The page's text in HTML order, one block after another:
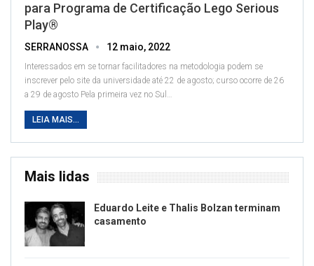
para Programa de Certificação Lego Serious
Play®
SERRANOSSA 12 maio, 2022
Interessados em se tornar facilitadores na metodologia podem se
inscrever pelo site da universidade até 22 de agosto; curso ocorre de 26
a 29 de agosto Pela primeira vez no Sul …
LEIA MAIS...
Mais lidas
Eduardo Leite e Thalis Bolzan terminam
casamento